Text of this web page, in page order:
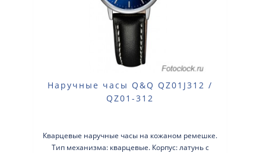
Наручные часы Q&Q QZ01J312 /
QZ01-312
Кварцевые наручные часы на кожаном ремешке.
Тип механизма: кварцевые. Корпус: латунь с